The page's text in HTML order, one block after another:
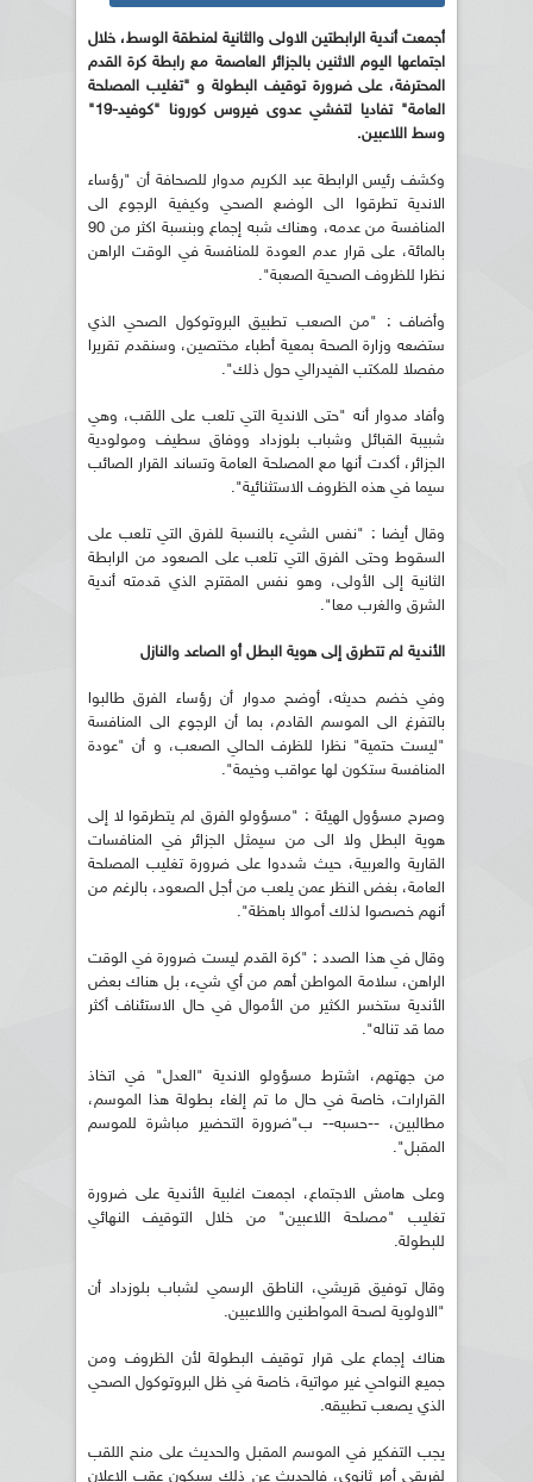
أجمعت أندية الرابطتين الاولى والثانية لمنطقة الوسط، خلال
اجتماعها اليوم الاثنين بالجزائر العاصمة مع رابطة كرة القدم
المحترفة، على ضرورة توقيف البطولة و "تغليب المصلحة
العامة" تفاديا لتفشي عدوى فيروس كورونا "كوفيد-19"
وسط اللاعبين.
وكشف رئيس الرابطة عبد الكريم مدوار للصحافة أن "رؤساء
الاندية تطرقوا الى الوضع الصحي وكيفية الرجوع الى
المنافسة من عدمه، وهناك شبه إجماع وبنسبة اكثر من 90
بالمائة، على قرار عدم العودة للمنافسة في الوقت الراهن
نظرا للظروف الصحية الصعبة".
وأضاف : "من الصعب تطبيق البروتوكول الصحي الذي
ستضعه وزارة الصحة بمعية أطباء مختصين، وسنقدم تقريرا
مفصلا للمكتب الفيدرالي حول ذلك".
وأفاد مدوار أنه "حتى الاندية التي تلعب على اللقب، وهي
شبيبة القبائل وشباب بلوزداد ووفاق سطيف ومولودية
الجزائر، أكدت أنها مع المصلحة العامة وتساند القرار الصائب
سيما في هذه الظروف الاستثنائية".
وقال أيضا : "نفس الشيء بالنسبة للفرق التي تلعب على
السقوط وحتى الفرق التي تلعب على الصعود من الرابطة
الثانية إلى الأولى، وهو نفس المقترح الذي قدمته أندية
الشرق والغرب معا".
الأندية لم تتطرق إلى هوية البطل أو الصاعد والنازل
وفي خضم حديثه، أوضح مدوار أن رؤساء الفرق طالبوا
بالتفرغ الى الموسم القادم، بما أن الرجوع الى المنافسة
"ليست حتمية" نظرا للظرف الحالي الصعب، و أن "عودة
المنافسة ستكون لها عواقب وخيمة".
وصرح مسؤول الهيئة : "مسؤولو الفرق لم يتطرقوا لا إلى
هوية البطل ولا الى من سيمثل الجزائر في المنافسات
القارية والعربية، حيث شددوا على ضرورة تغليب المصلحة
العامة، بغض النظر عمن يلعب من أجل الصعود، بالرغم من
أنهم خصصوا لذلك أموالا باهظة".
وقال في هذا الصدد : "كرة القدم ليست ضرورة في الوقت
الراهن، سلامة المواطن أهم من أي شيء، بل هناك بعض
الأندية ستخسر الكثير من الأموال في حال الاستئناف أكثر
مما قد تناله".
من جهتهم، اشترط مسؤولو الاندية "العدل" في اتخاذ
القرارات، خاصة في حال ما تم إلغاء بطولة هذا الموسم،
مطالبين، --حسبه-- ب"ضرورة التحضير مباشرة للموسم
المقبل".
وعلى هامش الاجتماع، اجمعت اغلبية الأندية على ضرورة
تغليب "مصلحة اللاعبين" من خلال التوقيف النهائي
للبطولة.
وقال توفيق قريشي، الناطق الرسمي لشباب بلوزداد أن
"الاولوية لصحة المواطنين واللاعبين.
هناك إجماع على قرار توقيف البطولة لأن الظروف ومن
جميع النواحي غير مواتية، خاصة في ظل البروتوكول الصحي
الذي يصعب تطبيقه.
يجب التفكير في الموسم المقبل والحديث على منح اللقب
لفريقي أمر ثانوي، فالحديث عن ذلك سيكون عقب الاعلان